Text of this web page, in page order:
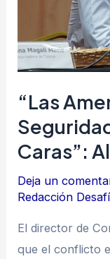
“Las
Caras”:
Deja un
Redacción
El director de
que el conflicto
muchísimas
caras”:
Alejandro